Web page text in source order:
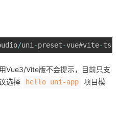
/uni -preset-vue#vite-ts
Vue3/Vite版不会提示，目前只支
选择
hello uni-app
项目模